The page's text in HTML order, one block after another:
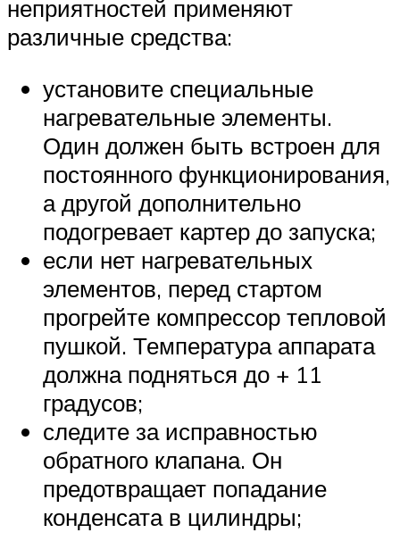
неприятностей применяют
различные средства:
установите специальные
нагревательные элементы.
Один должен быть встроен для
постоянного функционирования,
а другой дополнительно
подогревает картер до запуска;
если нет нагревательных
элементов, перед стартом
прогрейте компрессор тепловой
пушкой. Температура аппарата
должна подняться до + 11
градусов;
следите за исправностью
обратного клапана. Он
предотвращает попадание
конденсата в цилиндры;